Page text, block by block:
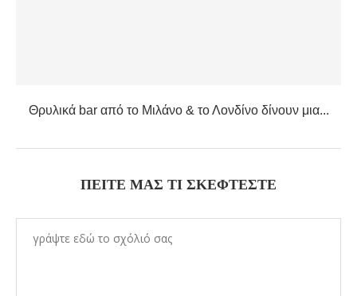
Θρυλικά bar από το Μιλάνο & το Λονδίνο δίνουν μια...
ΠΕΊΤΕ ΜΑΣ ΤΙ ΣΚΈΦΤΕΣΤΕ